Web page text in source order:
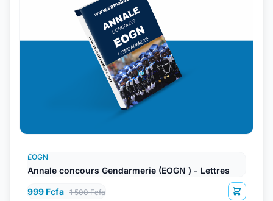
EOGN
Annale concours Gendarmerie (EOGN ) - Lettres
999 Fcfa 1 500 Fcfa